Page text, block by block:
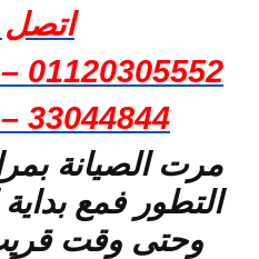
اتصل
01120305552 – 01224005061
33044844 – 33451511
مرت الصيانة
التطور فمع بداية
وحتى وقت